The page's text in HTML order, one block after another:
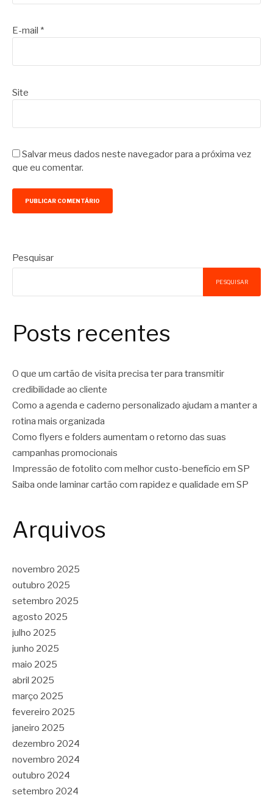
E-mail *
Site
Salvar meus dados neste navegador para a próxima vez
que eu comentar.
Pesquisar
PESQUISAR
Posts recentes
O que um cartão de visita precisa ter para transmitir
credibilidade ao cliente
Como a agenda e caderno personalizado ajudam a manter a
rotina mais organizada
Como flyers e folders aumentam o retorno das suas
campanhas promocionais
Impressão de fotolito com melhor custo-benefício em SP
Saiba onde laminar cartão com rapidez e qualidade em SP
Arquivos
novembro 2025
outubro 2025
setembro 2025
agosto 2025
julho 2025
junho 2025
maio 2025
abril 2025
março 2025
fevereiro 2025
janeiro 2025
dezembro 2024
novembro 2024
outubro 2024
setembro 2024